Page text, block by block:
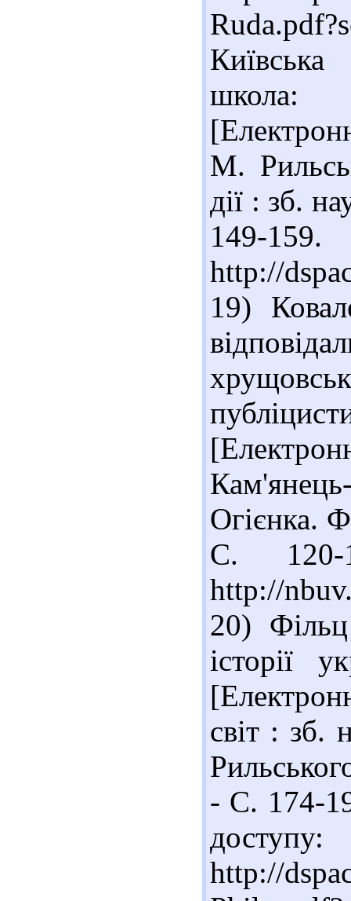
Київська
школа:
М.
дії : зб.
149-
http://
19)
Огієнка.
С. 120-
http://
20)
історії
світ :
- С. 174-
доступу:
http://